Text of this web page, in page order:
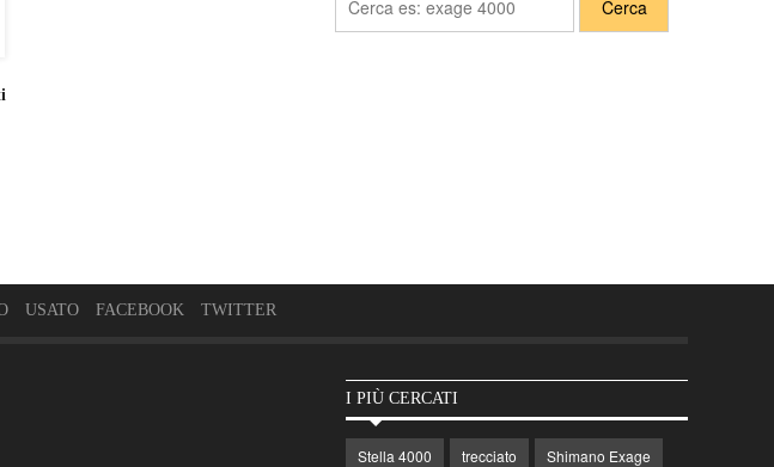
USATO FACEBOOK TWITTER
I PIÙ CERCATI
Stella 4000 trecciato Shimano Exage